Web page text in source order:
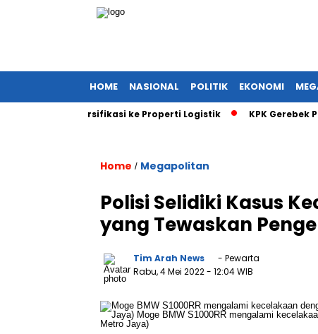
HOME NASIONAL POLITIK EKONOMI
Sinyal Diversifikasi ke Properti Logistik KPK Gerebek
Home / Megapolitan
Polisi Selidiki Kasus
yang Tewaskan
Tim Arah News
- Pewarta
Rabu, 4 Mei 2022- 12:04 WIB